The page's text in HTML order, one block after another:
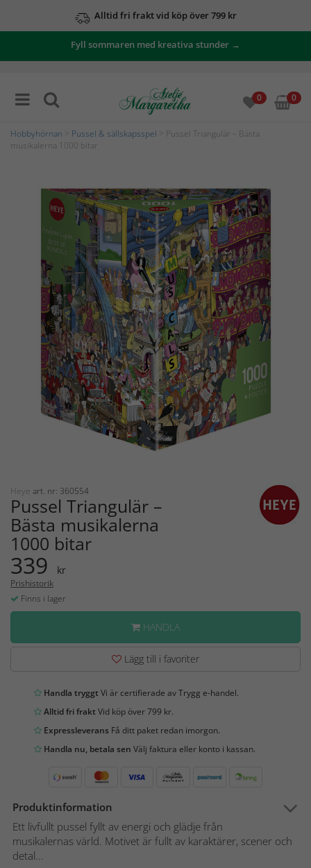
Alltid fri frakt vid köp över 799 kr
Fyll sommaren med kreativa stunder →
0 0
Hobbyhörnan Pussel & sällskapsspel > Pussel Triangulär – Bästa
musikalerna 1000 bitar
Heye art. nr: 360554
Pussel Triangulär –
Bästa musikalerna
1000 bitar
339 kr
Prishistorik
Finns i lager
HANDLA
Lägg till i favoriter
Handla tryggtVi är certifierade av Trygg e-handel.
Alltid fri fraktVid köp över 799 kr.
Expressleverans Få ditt paket redan imorgon.
Handla nu, betala sen Välj faktura eller konto i kassan.
Produktinformation
Ett livfullt pussel fyllt av energi och glädje från
musikalernas värld. Motivet är fullt av karaktärer, scener och
detal...